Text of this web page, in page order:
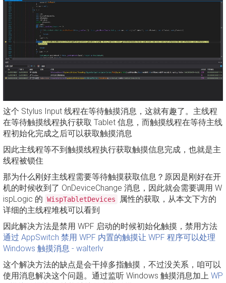
这个 Stylus Input 线程在等待触摸消息，这就有趣了。主线程
在等待触摸线程执行获取 Tablet 信息，而触摸线程在等待主线
程初始化完成之后可以获取触摸消息
因此主线程等不到触摸线程执行获取触摸信息完成，也就是主
线程被锁住
那为什么刚好主线程需要等待触摸获取信息？原因是刚好在开
机的时候收到了 OnDeviceChange 消息，因此就会需要调用 W
ispLogic 的 WispTabletDevices
属性的获取，从本文下方的
详细的主线程堆栈可以看到
因此解决方法是禁用 WPF 启动的时候初始化触摸，禁用方法
通过 AppSwitch 禁用 WPF 内置的触摸让 WPF 程序可以处理
Windows 触摸消息 - walterlv
这个解决方法的缺点是会干掉多指触摸，不过没关系，咱可以
使用消息解决这个问题。通过监听 Windows 触摸消息加上 WP